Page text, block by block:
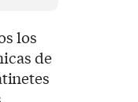
los
de